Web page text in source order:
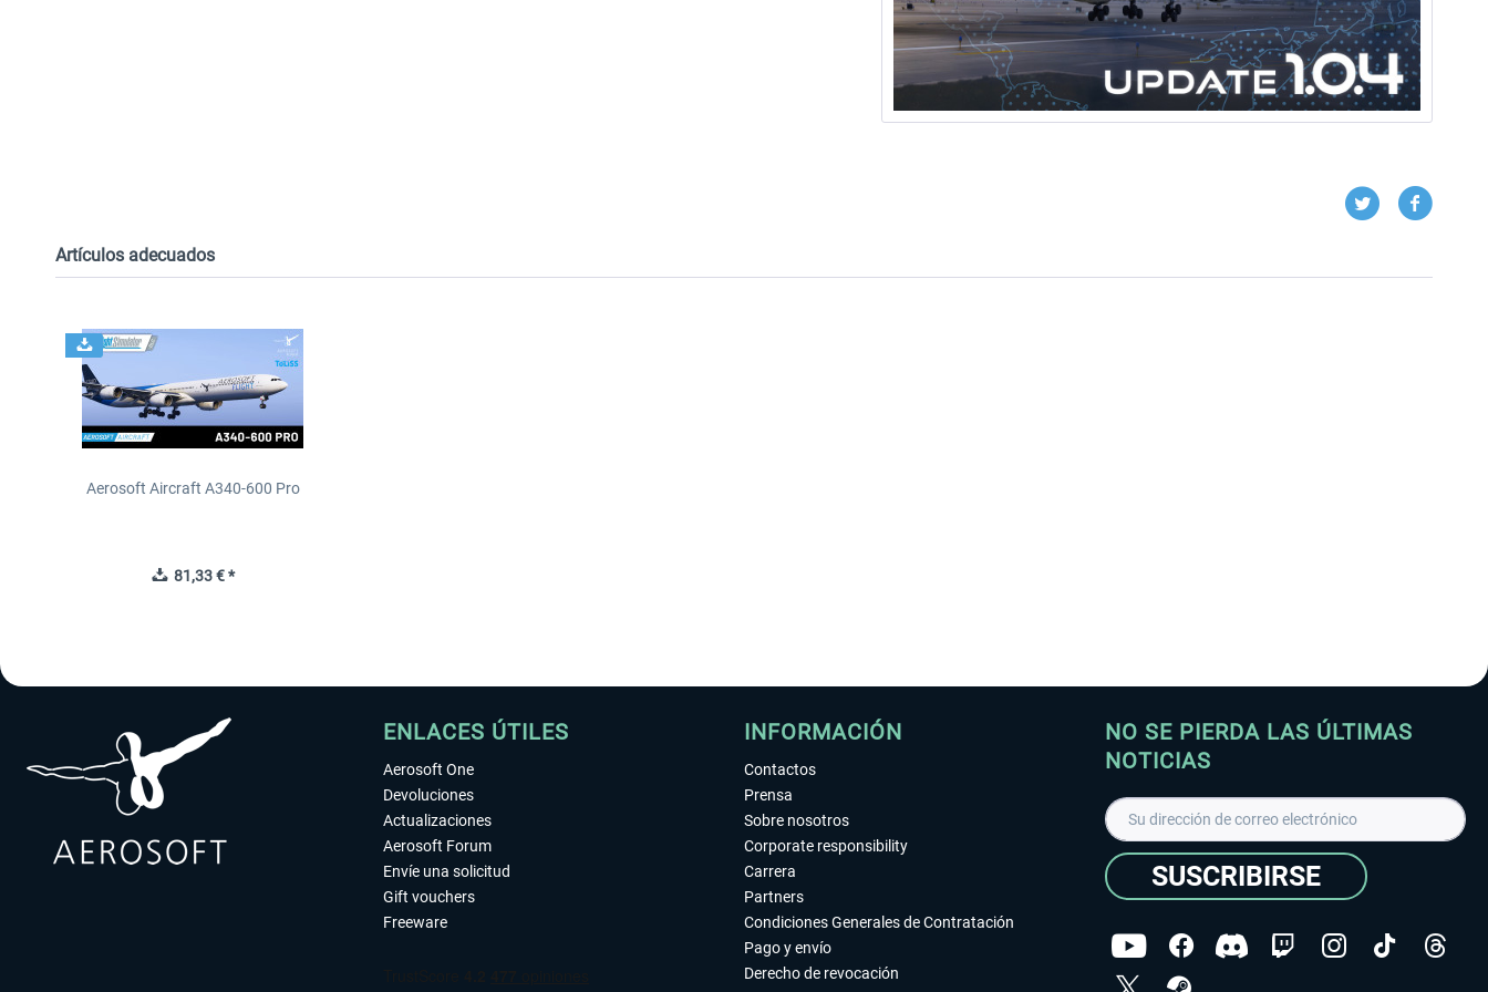
Artículos adecuados
Aerosoft Aircraft A340-600 Pro
81,33 € *
ENLACES ÚTILES
Aerosoft One
Devoluciones
Actualizaciones
Aerosoft Forum
Envíe una solicitud
Gift vouchers
Freeware
INFORMACIÓN
Contactos
Prensa
Sobre nosotros
Corporate responsibility
Carrera
Partners
Condiciones Generales de Contratación
Pago y envío
Derecho de revocación
NO SE PIERDA LAS ÚLTIMAS
NOTICIAS
SUSCRIBIRSE